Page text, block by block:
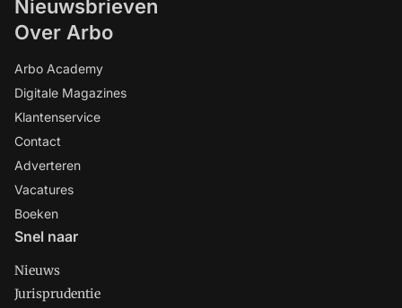
Nieuwsbrieven
Over Arbo
Arbo Academy
Digitale Magazines
Klantenservice
Contact
Adverteren
Vacatures
Boeken
Snel naar
Nieuws
Jurisprudentie